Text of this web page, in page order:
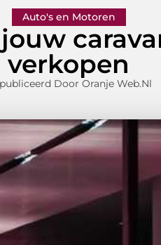
Auto's en Motoren
verkopen
Door Oranje Web.nl